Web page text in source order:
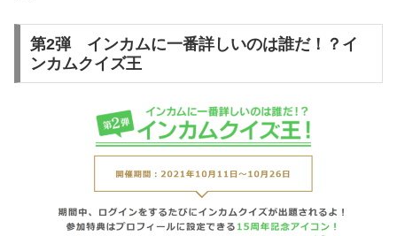
第2弾 インカムに一番詳しいのは誰だ！？イ
ンカムクイズ王